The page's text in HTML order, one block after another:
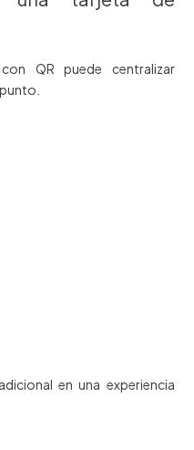
QR puede centralizar
en una experiencia